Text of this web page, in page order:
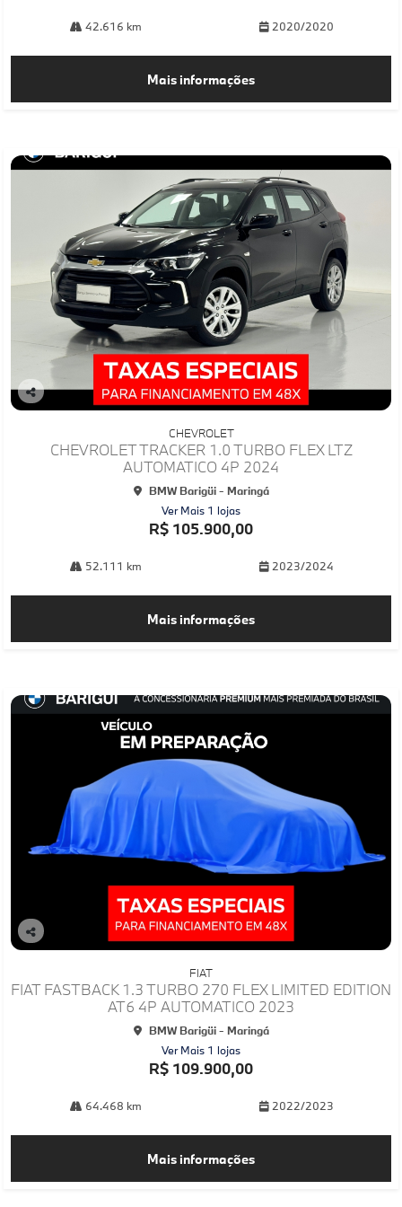
42.616 km 2020/2020
Mais informações
Co
CHEVROLET
CHEVROLET TRACKER 1.0 TURBO FLEX LTZ
AUTOMATICO 4P 2024
BMW Barigüi - Maringá
Ver Mais 1 lojas
R$ 105.900,00
52.111 km 2023/2024
Mais informações
Co
lhe
FIAT
FIAT FASTBACK 1.3 TURBO 270 FLEX LIMITED EDITION
AT6 4P AUTOMATICO 2023
BMW Barigüi - Maringá
Ver Mais 1 lojas
R$ 109.900,00
64.468 km 2022/2023
Mais informações